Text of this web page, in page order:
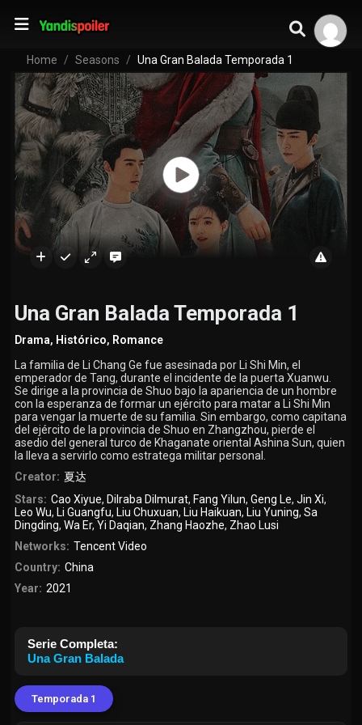
Home Seasons Una Gran Balada Temporada 1
Una Gran Balada Temporada 1
Drama, Histórico, Romance
La familia de Li Chang Ge fue asesinada por Li Shi Min, el
emperador de Tang, durante el incidente de la puerta Xuanwu.
Se dirige a la provincia de Shuo bajo la apariencia de un hombre
con la esperanza de formar un ejército para matar a Li Shi Min
para vengar la muerte de su familia. Sin embargo, como capitana
del ejército de la provincia de Shuo en Zhangzhou, pierde el
asedio del general turco de Khaganate oriental Ashina Sun, quien
la lleva a servirlo como estratega militar personal.
Creator: 夏达
Stars: Cao Xiyue, Dilraba Dilmurat, Fang Yilun, Geng Le, Jin Xi,
Leo Wu, Li Guangfu, Liu Chuxuan, Liu Haikuan, Liu Yuning,Sa
Dingding,Wa Er,Yi Daqian, Zhang Haozhe, Zhao Lusi
Networks: Tencent Video
Country: China
Year: 2021
Serie Completa:
Una Gran Balada
Temporada 1